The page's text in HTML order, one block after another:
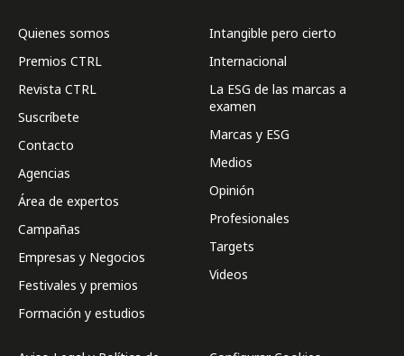
Quienes somos
Premios CTRL
Revista CTRL
Suscríbete
Contacto
Agencias
Área de expertos
Campañas
Empresas y Negocios
Festivales y premios
Formación y estudios
Intangible pero cierto
Internacional
La ESG de las marcas a
examen
Marcas y ESG
Medios
Opinión
Profesionales
Targets
Videos